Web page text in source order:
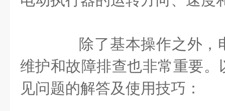
除了基本操作之外，
维护和故障排查也非常重要
见问题的解答及使用技巧：